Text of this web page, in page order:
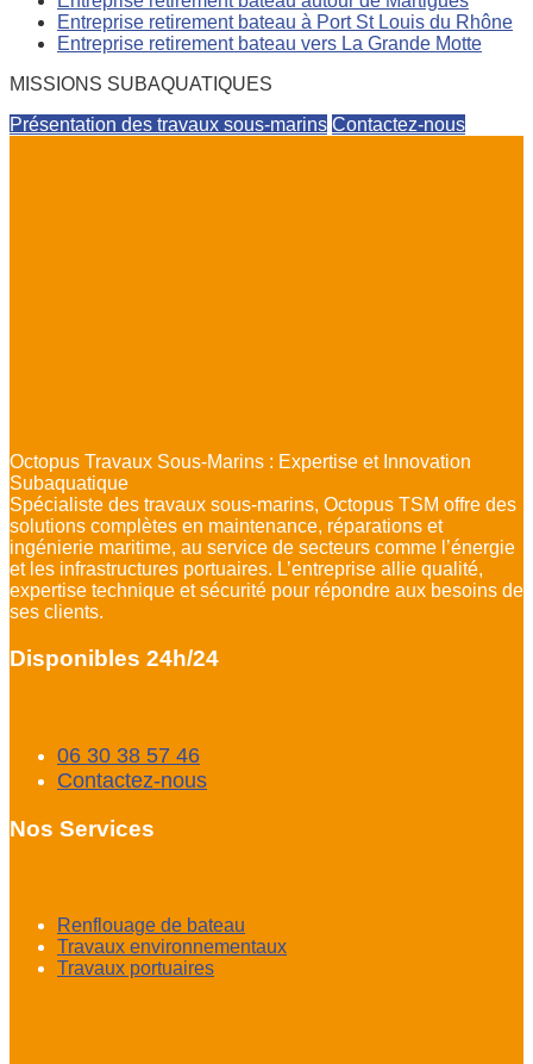
Entreprise retirement bateau à Port St Louis du Rhône
Entreprise retirement bateau vers La Grande Motte
MISSIONS SUBAQUATIQUES
Présentation des travaux sous-marins Contactez-nous
Octopus Travaux Sous-Marins : Expertise et Innovation
Subaquatique
Spécialiste des travaux sous-marins, Octopus TSM offre des
solutions complètes en maintenance, réparations et
ingénierie maritime, au service de secteurs comme l’énergie
et les infrastructures portuaires. L’entreprise allie qualité,
expertise technique et sécurité pour répondre aux besoins de
ses clients.
Disponibles 24h/24
06 30 38 57 46
Contactez-nous
Nos Services
Renflouage de bateau
Travaux environnementaux
Travaux portuaires